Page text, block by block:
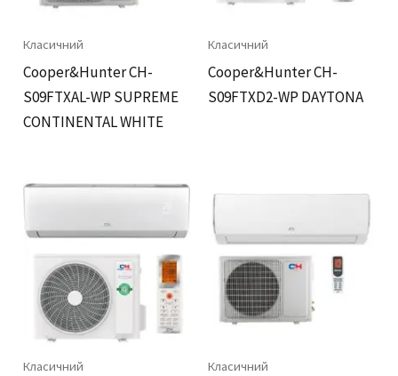
Класичний
Cooper&Hunter CH-
S09FTXAL-WP SUPREME
CONTINENTAL WHITE
Класичний
Cooper&Hunter CH-
S09FTXD2-WP DAYTONA
Класичний Класичний